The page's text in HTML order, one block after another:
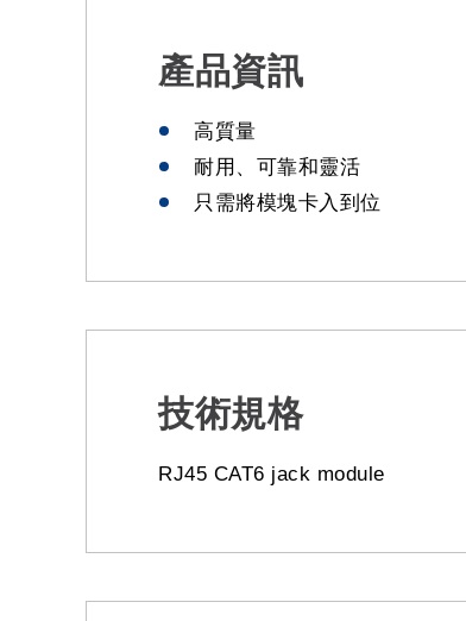
產品資訊
高質量
耐用、可靠和靈活
只需將模塊卡入到位
技術規格
RJ45 CAT6 jack module